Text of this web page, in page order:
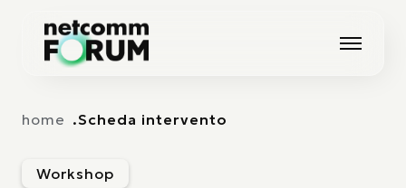
home Scheda intervento
Workshop